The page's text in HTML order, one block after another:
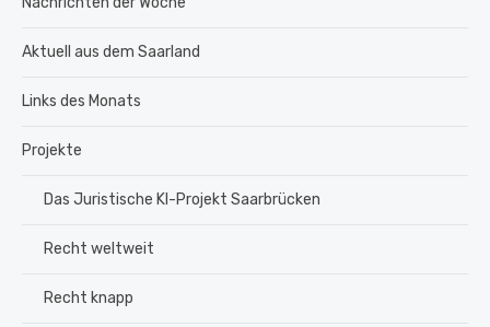
Aktuell aus dem Saarland
Links des Monats
Projekte
Das Juristische KI-Projekt Saarbrücken
Recht weltweit
Recht knapp